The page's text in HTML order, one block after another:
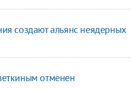
создают альянс неядерных
отменен